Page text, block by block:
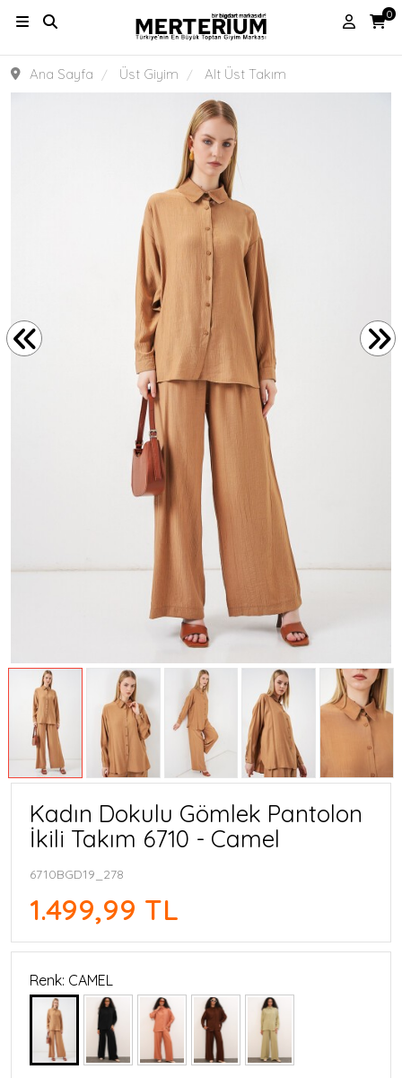
0
Ana Sayfa Üst Giyim Alt Üst Takım
Kadın Dokulu Gömlek Pantolon
İkili Takım 6710 - Camel
6710BGD19_278
1.499,99 TL
Renk: CAMEL